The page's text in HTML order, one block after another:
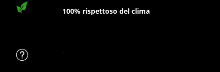
100% rispettoso del clima